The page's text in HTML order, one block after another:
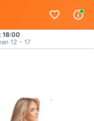
18:00
12 - 17